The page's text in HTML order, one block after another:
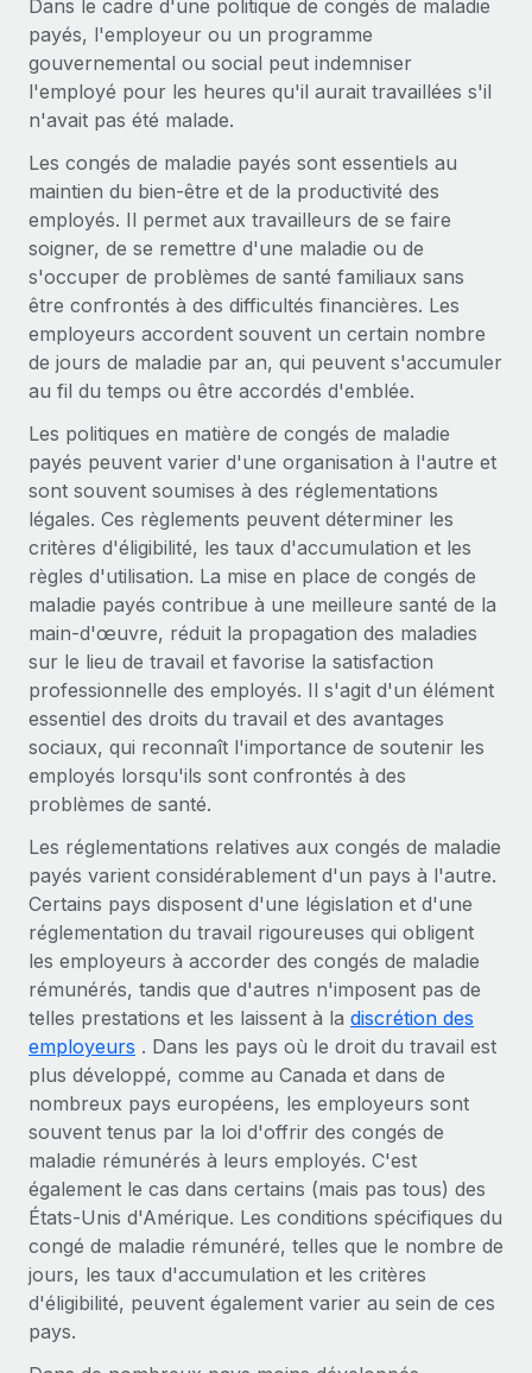
Gestion des freelances
Intégrez et gérez vos freelances partout dans le monde
PEO
Sous-traitez les opérations complexes liées à l’emploi
INFRASTRUCTURE
Intégration Remote
Intégrez vos RH aux flux de travail en toute simplicité
Plateforme
Des fonctions RH clés intégrées pour votre équipe
Connecter
Nouveau
notre MCP
Intégrations
Rationalisez vos processus avec des outils essentiels
SERVICES
Demandez aux experts
Recevez des conseils d’experts sur les RH à
l’international et la conformité
Contrôles d’antécédents
Simplifiez vos processus de présélection des
candidats
Remote Watchtower
Gardez un temps d’avance sur les risques en
matière de conformité
Gestion des appareils
Achetez et suivez vos équipements informatiques
dans le monde entier
Création d’entité
Établissez des entités rapidement et en toute
conformité
Mobilité et déménagement international
Organisez facilement le déménagement de vos
employés
Avantages sociaux
Gérez facilement les avantages sociaux
Comparer Remote
Examinez notre service par rapport aux autres
CROISSANCE
Start-ups
Des solutions agiles et internationales pour les RH et la
paie des entreprises en pleine croissance
Entreprises intermédiaires
Développez vos équipes avec des solutions RH sur
Entreprise
Les RH à l’international pour les grandes entreprises
TRAVAILLONS ENSEMBLE
Partenaires stratégiques de la tech
Intégrez les RH à l’international de manière flexible
Devenir partenaire
Explorez avec nous vos opportunités de partenariat
Remote Build
Bientôt disponible
Conseil en intégrations et automatisations assistées par
l’IA
ÉTUDES DE CAS
Comment Weaviate, l'as de l'IA, a développé
ses effectifs de 120 % avec Remote
Weaviate en bref Weaviate crée des infrastructures open
source et AI-first. Sa mission est...
En savoir plus
Intégration Remote x BambooHR : du local à
l’international, le recrutement sans changer de
plateforme
Impact Les clients BambooHR peuvent désormais
embaucher et gérer les employés internationaux...
En savoir plus
pays
Calculateur de paiement des freelances
Découvrez les devises disponibles et les vitesses de
paiement pour vos freelances internationaux
APPRENDRE AVEC REMOTE
Recherche et guides
Études de cas
Glossaire RH
Checklists et modèles
Descriptions de postes
Webinaires
Événements
Salle de presse
Données sur les salaires et les talents
Centre de ressources
Voir toutes les ressources
BLOG
Paie multipays
EOR et PEO
Gestion des freelances
Taxes
Explorer le blog
Mises à jour des produits de Remote :
Intégrations Gusto et Xero et Gestion des
freelances Plus
Remote a toujours pour mission d'aider les entreprises de
toute taille à embaucher, gérer et payer...
Nederlands
Français
Deutsch
Español
Italiano
Português (Portugal)
日本語
한국어
中文（简体）
Connexion
Dans le cadre d'une politique de congés de maladie
payés, l'employeur ou un programme
gouvernemental ou social peut indemniser
l'employé pour les heures qu'il aurait travaillées s'il
n'avait pas été malade.
Les congés de maladie payés sont essentiels au
maintien du bien-être et de la productivité des
employés. Il permet aux travailleurs de se faire
soigner, de se remettre d'une maladie ou de
s'occuper de problèmes de santé familiaux sans
être confrontés à des difficultés financières. Les
employeurs accordent souvent un certain nombre
de jours de maladie par an, qui peuvent s'accumuler
au fil du temps ou être accordés d'emblée.
Les politiques en matière de congés de maladie
payés peuvent varier d'une organisation à l'autre et
sont souvent soumises à des réglementations
légales. Ces règlements peuvent déterminer les
critères d'éligibilité, les taux d'accumulation et les
règles d'utilisation. La mise en place de congés de
maladie payés contribue à une meilleure santé de la
main-d'œuvre, réduit la propagation des maladies
sur le lieu de travail et favorise la satisfaction
professionnelle des employés. Il s'agit d'un élément
essentiel des droits du travail et des avantages
sociaux, qui reconnaît l'importance de soutenir les
employés lorsqu'ils sont confrontés à des
problèmes de santé.
Les réglementations relatives aux congés de maladie
payés varient considérablement d'un pays à l'autre.
Certains pays disposent d'une législation et d'une
réglementation du travail rigoureuses qui obligent
les employeurs à accorder des congés de maladie
rémunérés, tandis que d'autres n'imposent pas de
telles prestations et les laissent à la discrétion des
employeurs . Dans les pays où le droit du travail est
plus développé, comme au Canada et dans de
nombreux pays européens, les employeurs sont
souvent tenus par la loi d'offrir des congés de
maladie rémunérés à leurs employés. C'est
également le cas dans certains (mais pas tous) des
États-Unis d'Amérique. Les conditions spécifiques du
congé de maladie rémunéré, telles que le nombre de
jours, les taux d'accumulation et les critères
d'éligibilité, peuvent également varier au sein de ces
pays.